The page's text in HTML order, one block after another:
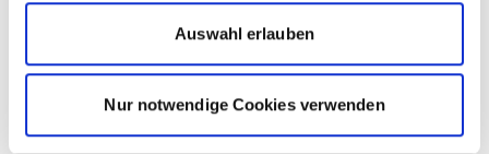
Auswahl erlauben
Nur notwendige Cookies verwenden